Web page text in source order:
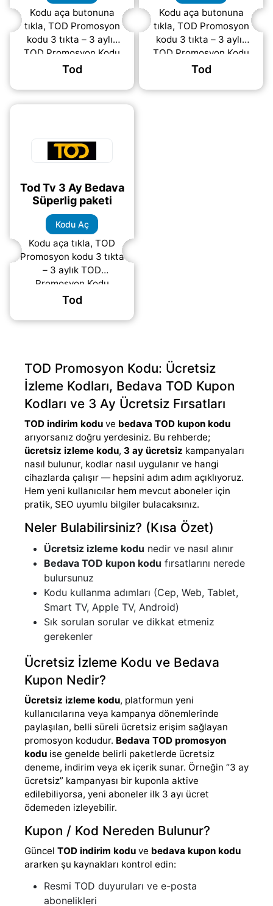
Kodu aça butonuna
tıkla, TOD Promosyon
kodu 3 tıkta – 3 aylık
TOD Promosyon Kodu
ios için:
tarayıcınızda Yandex’i
varsayılan arama
Tod
Kodu aça butonuna
tıkla, TOD Promosyon
kodu 3 tıkta – 3 aylık
TOD Promosyon Kodu
Android için:
Yandex arama
Tod
Tod Tv 3 Ay Bedava
Süperlig paketi
Kodu Aç
Kodu aça tıkla, TOD
Promosyon kodu 3 tıkta
– 3 aylık TOD
Promosyon Kodu
Bilgisayar için:
Yandex yapıyorsunuz.
Tod
TOD Promosyon Kodu: Ücretsiz
İzleme Kodları, Bedava TOD Kupon
Kodları ve 3 Ay Ücretsiz Fırsatları
TOD indirim kodu ve bedava TOD kupon kodu
arıyorsanız doğru yerdesiniz. Bu rehberde;
ücretsiz izleme kodu, 3 ay ücretsiz kampanyaları
nasıl bulunur, kodlar nasıl uygulanır ve hangi
cihazlarda çalışır — hepsini adım adım açıklıyoruz.
Hem yeni kullanıcılar hem mevcut aboneler için
pratik, SEO uyumlu bilgiler bulacaksınız.
Neler Bulabilirsiniz? (Kısa Özet)
Ücretsiz izleme kodu nedir ve nasıl alınır
Bedava TOD kupon kodu fırsatlarını nerede
bulursunuz
Kodu kullanma adımları (Cep, Web, Tablet,
Smart TV, Apple TV, Android)
Sık sorulan sorular ve dikkat etmeniz
gerekenler
Ücretsiz İzleme Kodu ve Bedava
Kupon Nedir?
Ücretsiz izleme kodu, platformun yeni
kullanıcılarına veya kampanya dönemlerinde
paylaşılan, belli süreli ücretsiz erişim sağlayan
promosyon kodudur. Bedava TOD promosyon
kodu ise genelde belirli paketlerde ücretsiz
deneme, indirim veya ek içerik sunar. Örneğin “3 ay
ücretsiz” kampanyası bir kuponla aktive
edilebiliyorsa, yeni aboneler ilk 3 ayı ücret
ödemeden izleyebilir.
Kupon / Kod Nereden Bulunur?
Güncel TOD indirim kodu ve bedava kupon kodu
ararken şu kaynakları kontrol edin:
Resmi TOD duyuruları ve e-posta
abonelikleri